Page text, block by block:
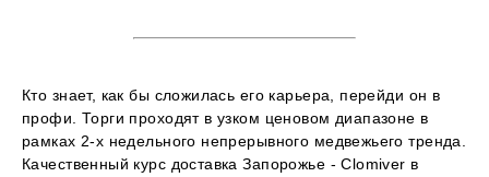
Кто знает, как бы сложилась его карьера, перейди он в
профи. Торги проходят в узком ценовом диапазоне в
рамках 2-х недельного непрерывного медвежьего тренда.
Качественный курс доставка Запорожье - Clomiver в